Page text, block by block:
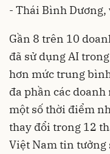
- Thái Bình Dương,
Gần 8 trên 10
đã sử dụng AI
hơn mức trung
đa phần các
một số thời điểm
thay đổi trong 12
Việt Nam tin tưởng